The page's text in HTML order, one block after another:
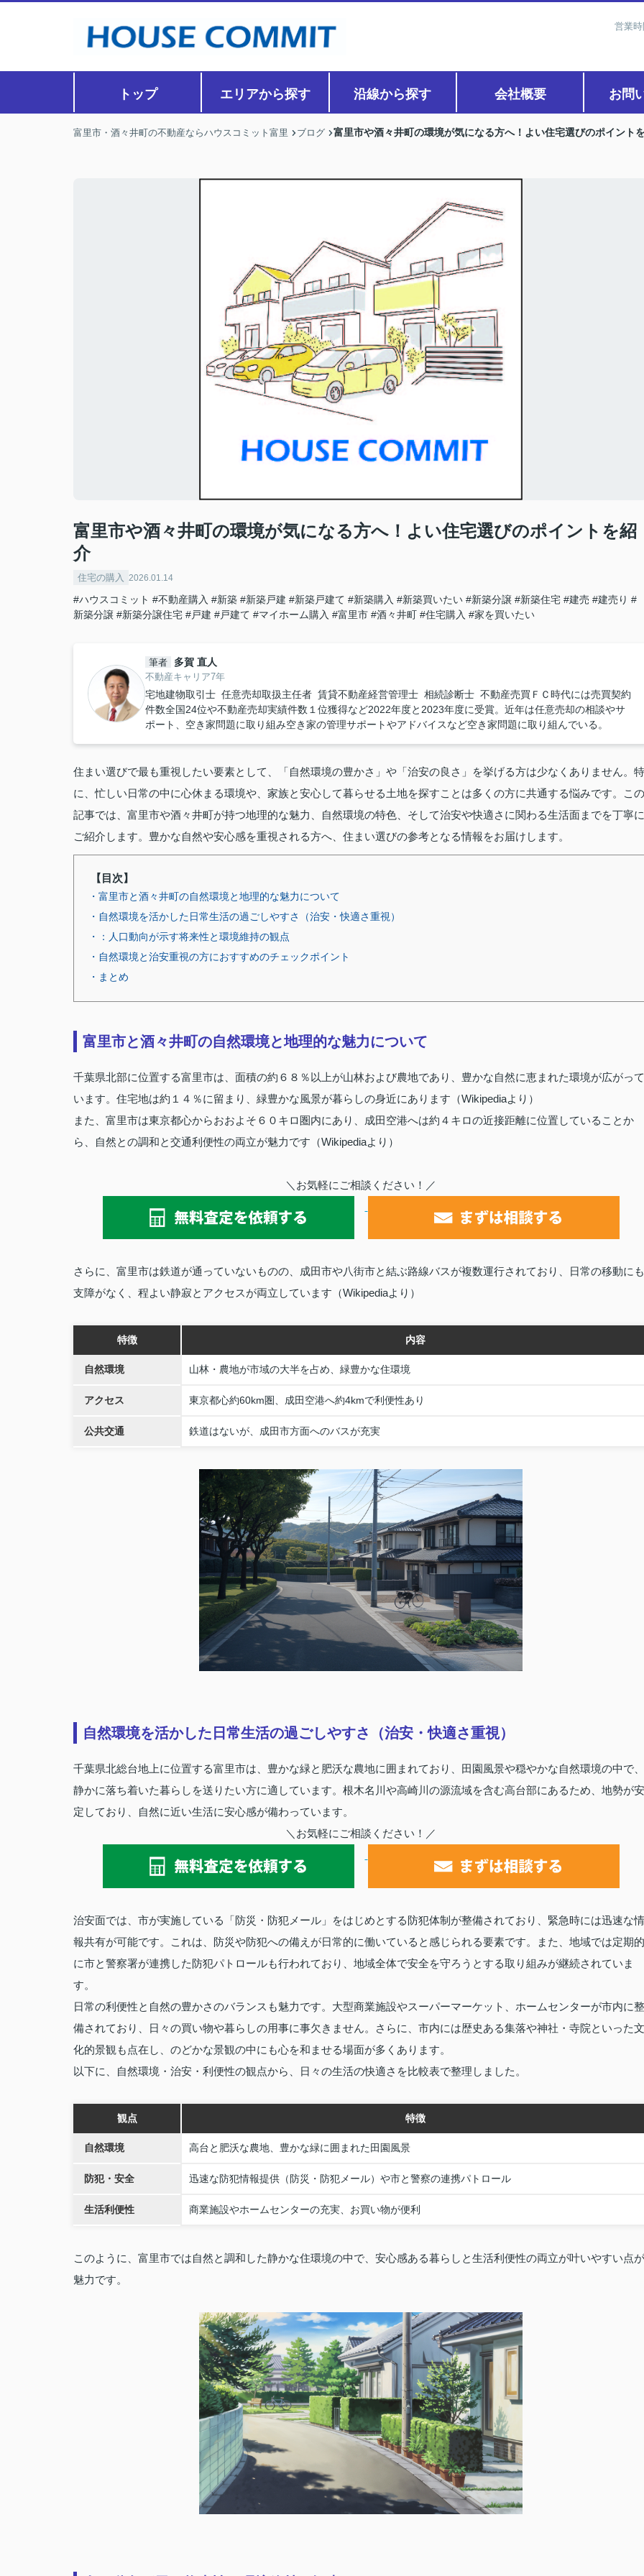
営業
トップ エリアから探す 沿線から探す 会社概要 お問
富里市・酒々井町の不動産ならハウスコミット富里 ブログ 富里市や酒々井町の環境が気になる方へ！よい住宅選びのポイント
富里市や酒々井町の環境が気になる方へ！よい住宅選びのポイントを紹
介
住宅の購入 2026.01.14
#ハウスコミット #不動産購入 #新築 #新築戸建 #新築戸建て #新築購入 #新築買いたい #新築分譲 #新築住宅 #建売 #建売り #
新築分譲 #新築分譲住宅 #戸建 #戸建て #マイホーム購入 #富里市 #酒々井町 #住宅購入 #家を買いたい
筆者 多賀 直人
不動産キャリア7年
宅地建物取引士 任意売却取扱主任者 賃貸不動産経営管理士 相続診断士 不動産売買ＦＣ時代には売買契約
件数全国24位や不動産売却実績件数１位獲得など2022年度と2023年度に受賞。近年は任意売却の相談やサ
ポート、空き家問題に取り組み空き家の管理サポートやアドバイスなど空き家問題に取り組んでいる。
住まい選びで最も重視したい要素として、「自然環境の豊かさ」や「治安の良さ」を挙げる方は少なくありません。特
に、忙しい日常の中に心休まる環境や、家族と安心して暮らせる土地を探すことは多くの方に共通する悩みです。この
記事では、富里市や酒々井町が持つ地理的な魅力、自然環境の特色、そして治安や快適さに関わる生活面までを丁寧に
ご紹介します。豊かな自然や安心感を重視される方へ、住まい選びの参考となる情報をお届けします。
【目次】
・富里市と酒々井町の自然環境と地理的な魅力について
・自然環境を活かした日常生活の過ごしやすさ（治安・快適さ重視）
・：人口動向が示す将来性と環境維持の観点
・自然環境と治安重視の方におすすめのチェックポイント
・まとめ
富里市と酒々井町の自然環境と地理的な魅力について
千葉県北部に位置する富里市は、面積の約６８％以上が山林および農地であり、豊かな自然に恵まれた環境が広がって
います。住宅地は約１４％に留まり、緑豊かな風景が暮らしの身近にあります（Wikipediaより）
また、富里市は東京都心からおおよそ６０キロ圏内にあり、成田空港へは約４キロの近接距離に位置していることか
ら、自然との調和と交通利便性の両立が魅力です（Wikipediaより）
＼お気軽にご相談ください！／
さらに、富里市は鉄道が通っていないものの、成田市や八街市と結ぶ路線バスが複数運行されており、日常の移動にも
支障がなく、程よい静寂とアクセスが両立しています（Wikipediaより）
特徴 内容
自然環境 山林・農地が市域の大半を占め、緑豊かな住環境
アクセス 東京都心約60km圏、成田空港へ約4kmで利便性あり
公共交通 鉄道はないが、成田市方面へのバスが充実
自然環境を活かした日常生活の過ごしやすさ（治安・快適さ重視）
千葉県北総台地上に位置する富里市は、豊かな緑と肥沃な農地に囲まれており、田園風景や穏やかな自然環境の中で、
静かに落ち着いた暮らしを送りたい方に適しています。根木名川や高崎川の源流域を含む高台部にあるため、地勢が安
定しており、自然に近い生活に安心感が備わっています。
＼お気軽にご相談ください！／
治安面では、市が実施している「防災・防犯メール」をはじめとする防犯体制が整備されており、緊急時には迅速な情
報共有が可能です。これは、防災や防犯への備えが日常的に働いていると感じられる要素です。また、地域では定期的
に市と警察署が連携した防犯パトロールも行われており、地域全体で安全を守ろうとする取り組みが継続されていま
す。
日常の利便性と自然の豊かさのバランスも魅力です。大型商業施設やスーパーマーケット、ホームセンターが市内に整
備されており、日々の買い物や暮らしの用事に事欠きません。さらに、市内には歴史ある集落や神社・寺院といった文
化的景観も点在し、のどかな景観の中にも心を和ませる場面が多くあります。
以下に、自然環境・治安・利便性の観点から、日々の生活の快適さを比較表で整理しました。
観点 特徴
自然環境 高台と肥沃な農地、豊かな緑に囲まれた田園風景
防犯・安全 迅速な防犯情報提供（防災・防犯メール）や市と警察の連携パトロール
生活利便性 商業施設やホームセンターの充実、お買い物が便利
このように、富里市では自然と調和した静かな住環境の中で、安心感ある暮らしと生活利便性の両立が叶いやすい点が
魅力です。